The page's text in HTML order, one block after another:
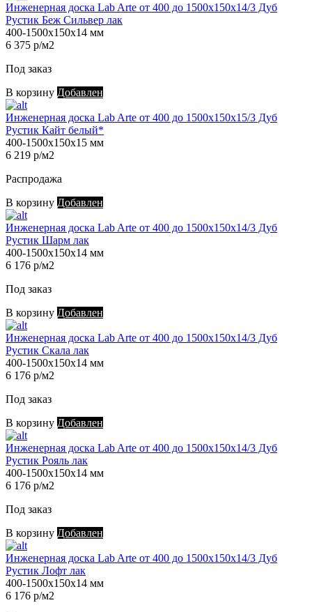
Инженерная доска Lab Arte от 400 до 1500х150х14/3 Дуб
Рустик Беж Сильвер лак
400-1500х150х14 мм
6 375 р/м2
Под заказ
В корзину Добавлен
Инженерная доска Lab Arte от 400 до 1500х150х15/3 Дуб
Рустик Кайт белый*
400-1500х150х15 мм
6 219 р/м2
Распродажа
В корзину Добавлен
Инженерная доска Lab Arte от 400 до 1500х150х14/3 Дуб
Рустик Шарм лак
400-1500х150х14 мм
6 176 р/м2
Под заказ
В корзину Добавлен
Инженерная доска Lab Arte от 400 до 1500х150х14/3 Дуб
Рустик Скала лак
400-1500х150х14 мм
6 176 р/м2
Под заказ
В корзину Добавлен
Инженерная доска Lab Arte от 400 до 1500х150х14/3 Дуб
Рустик Рояль лак
400-1500х150х14 мм
6 176 р/м2
Под заказ
В корзину Добавлен
Инженерная доска Lab Arte от 400 до 1500х150х14/3 Дуб
Рустик Лофт лак
400-1500х150х14 мм
6 176 р/м2